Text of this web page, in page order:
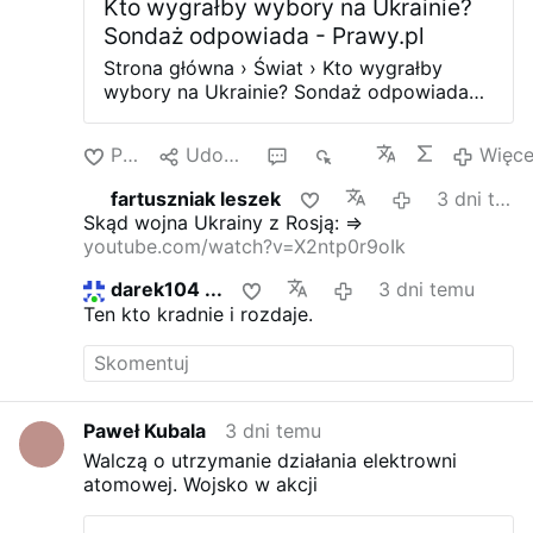
Kostaryki. Proces wyboru odbywa się w
dużej mierze w niejawny sposób. Po
kolejnych rundach tajnego referendum w
Radzie Bezpieczeństwa nastąpi niejawna
rekomendacja, a następnie …
Kto wygrałby wybory na Ukrainie?
Sondaż odpowiada - Prawy.pl
Strona główna › Świat › Kto wygrałby
wybory na Ukrainie? Sondaż odpowiada
Ukrainie, to zarówno w prezydenckiej, jak i
parlamentarnej elekcji Wołodymyr Zełeński
i jego obóz polityczny musieliby pogodzić
się z goryczą porażki. Według badania
przeprowadzonego przez Centrum Badań
Społecznych Socis w przypadku
ewentualnych wyborów prezydenckich
Wołodymyr Zełenski przegrałby w drugiej
turze zarówno z szefem swojej kancelarii
(i byłym szefem wywiadu wojskowego)
Kyryłem Budanowem, ambasadorem
Ukrainy w Wielkiej Brytanii (i byłym
głównodowodzącym Sił Zbrojnych
Ukrainy) Wałerijem Załużnym oraz byłym
ministrem obrony (wcześniej
wicepremierem i ministrem cyfrowej
transformacji) Mychajłem Fedorowem.
Polub Udostępnij
fartuszniak leszek
3 dni temu
Skąd wojna Ukrainy z Rosją: =>
youtube.com/watch?v=X2ntp0r9oIk
darek104 ...
3 dni temu
Ten kto kradnie i rozdaje.
Paweł Kubala
3 dni temu
Walczą o utrzymanie działania elektrowni
atomowej. Wojsko w akcji